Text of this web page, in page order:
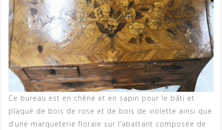
Ce bureau est en chêne et en sapin pour le bâti et
plaqué de bois de rose et de bois de violette ainsi que
d’une marqueterie florale sur l’abattant composée de